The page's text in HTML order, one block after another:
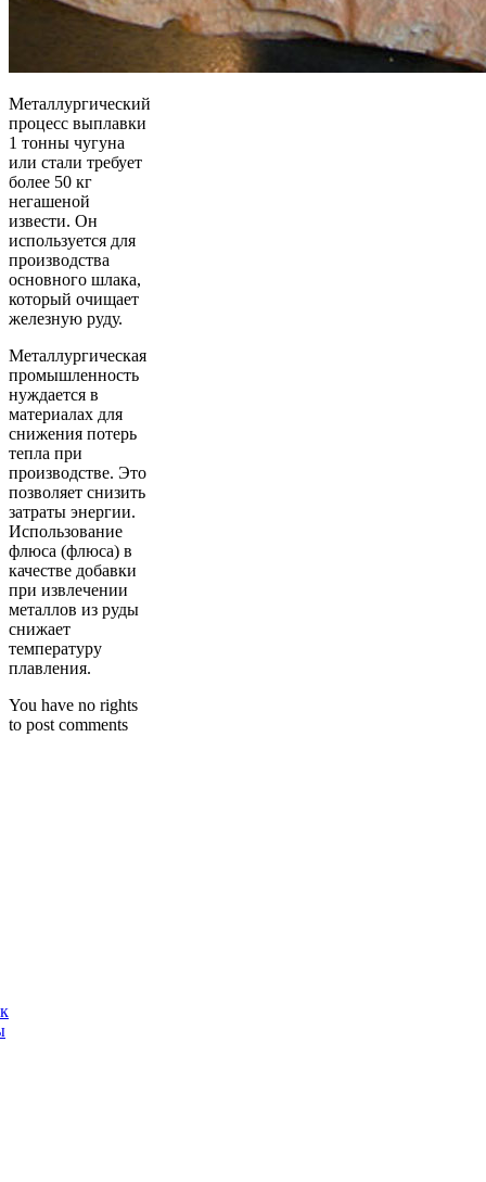
Металлургический
процесс выплавки
1 тонны чугуна
или стали требует
более 50 кг
негашеной
извести. Он
используется для
производства
основного шлака,
который очищает
железную руду.
Металлургическая
промышленность
нуждается в
материалах для
снижения потерь
тепла при
производстве. Это
позволяет снизить
затраты энергии.
Использование
флюса (флюса) в
качестве добавки
при извлечении
металлов из руды
снижает
температуру
плавления.
You have no rights
to post comments